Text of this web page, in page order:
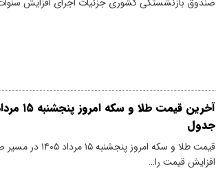
جدول
قیمت طلا و سکه
افزایش قیمت را…